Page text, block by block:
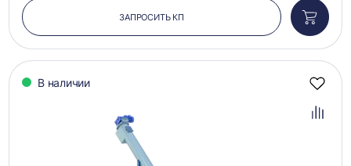
ЗАПРОСИТЬ КП
в
В наличии